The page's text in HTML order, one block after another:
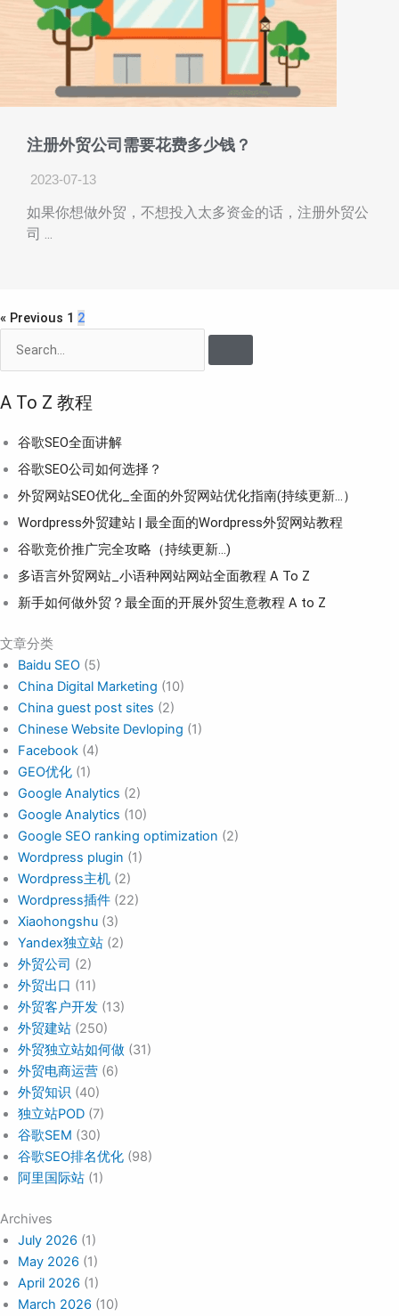
注册外贸公司需要花费多少钱？
2023-07-13
如果你想做外贸，不想投入太多资金的话，注册外贸公
司 ...
« Previous 1 2
A To Z 教程
谷歌SEO全面讲解
谷歌SEO公司如何选择？
外贸网站SEO优化_全面的外贸网站优化指南(持续更新...）
Wordpress外贸建站 | 最全面的Wordpress外贸网站教程
谷歌竞价推广完全攻略（持续更新…)
多语言外贸网站_小语种网站网站全面教程 A To Z
新手如何做外贸？最全面的开展外贸生意教程 A to Z
文章分类
Baidu SEO (5)
China Digital Marketing (10)
China guest post sites (2)
Chinese Website Devloping (1)
Facebook (4)
GEO优化 (1)
Google Analytics (2)
Google Analytics (10)
Google SEO ranking optimization (2)
Wordpress plugin (1)
Wordpress主机 (2)
Wordpress插件 (22)
Xiaohongshu (3)
Yandex独立站 (2)
外贸公司 (2)
外贸出口 (11)
外贸客户开发 (13)
外贸建站 (250)
外贸独立站如何做 (31)
外贸电商运营 (6)
外贸知识 (40)
独立站POD (7)
谷歌SEM (30)
谷歌SEO排名优化 (98)
阿里国际站 (1)
Archives
July 2026 (1)
May 2026 (1)
April 2026 (1)
March 2026 (10)